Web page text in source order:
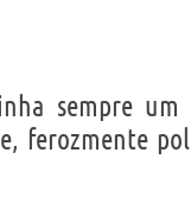
sempre
ferozmente